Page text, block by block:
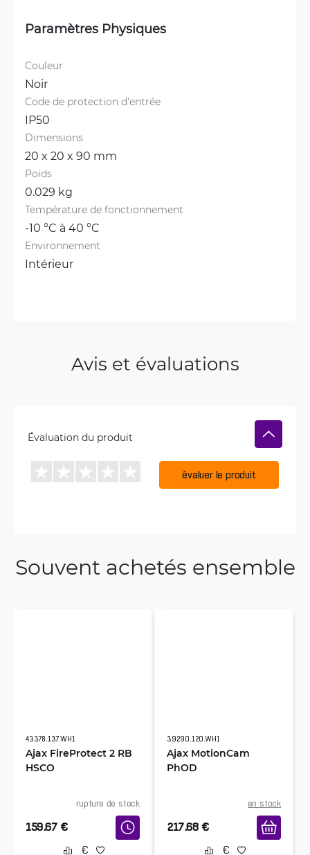
Paramètres Physiques
Couleur
Noir
Code de protection d'entrée
IP50
Dimensions
20 x 20 x 90 mm
Poids
0.029 kg
Température de fonctionnement
-10 °C à 40 °C
Environnement
Intérieur
Avis et évaluations
Évaluation du produit
évaluer le produit
Souvent achetés ensemble
43378.137.WH1
Ajax FireProtect 2 RB
HSCO
rupture de stock
159.67 €
39290.120.WH1
Ajax MotionCam
PhOD
en stock
217.68 €